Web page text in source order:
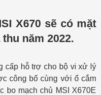
X670 sẽ có mặt
năm 2022.
cấp hỗ trợ cho bộ vi xử lý
công bố cùng với ổ cắm
bo mạch chủ MSI X670E